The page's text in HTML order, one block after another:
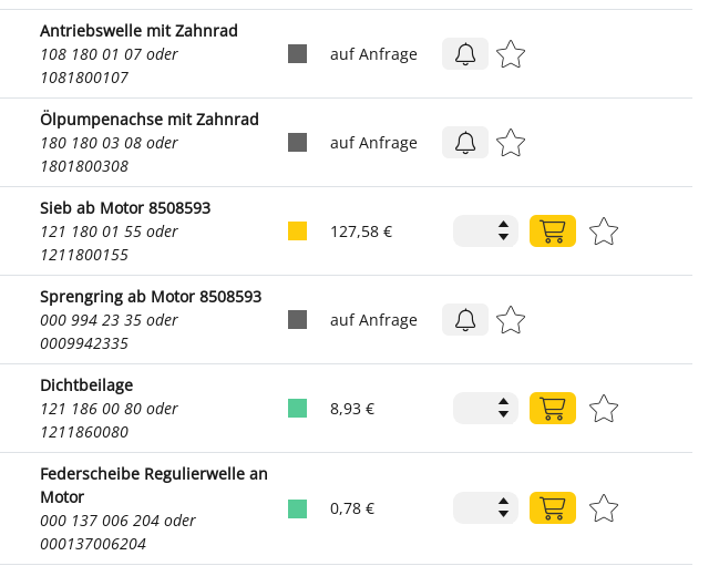
Antriebswelle mit Zahnrad
108 180 01 07 oder
1081800107
auf Anfrage
Ölpumpenachse mit Zahnrad
180 180 03 08 oder
1801800308
auf Anfrage
Sieb ab Motor 8508593
121 180 01 55 oder
1211800155
127,58 €
Sprengring ab Motor 8508593
000 994 23 35 oder
0009942335
auf Anfrage
Dichtbeilage
121 186 00 80 oder
1211860080
8,93 €
Federscheibe Regulierwelle an
Motor
000 137 006 204 oder
000137006204
0,78 €